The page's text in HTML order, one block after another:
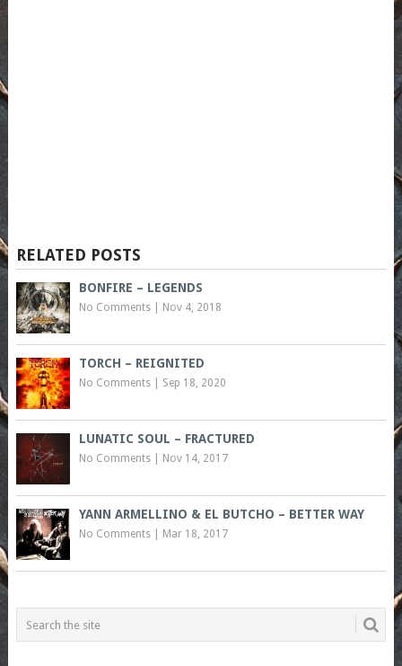
RELATED POSTS
BONFIRE – LEGENDS
No Comments| Nov 4, 2018
TORCH – REIGNITED
No Comments| Sep 18, 2020
LUNATIC SOUL – FRACTURED
No Comments| Nov 14, 2017
YANN ARMELLINO & EL BUTCHO – BETTER WAY
No Comments| Mar 18, 2017